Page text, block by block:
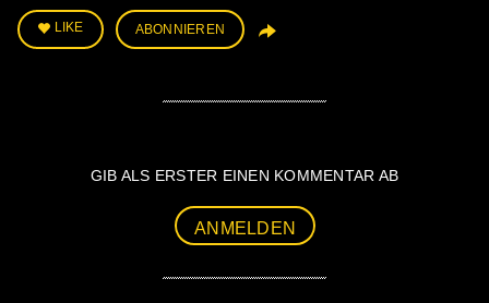
LIKE ABONNIEREN
GIB ALS ERSTER EINEN KOMMENTAR AB
ANMELDEN